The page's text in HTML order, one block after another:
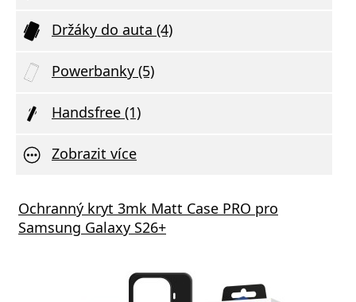
Držáky do auta (4)
Powerbanky (5)
Handsfree (1)
Zobrazit více
Ochranný kryt 3mk Matt Case PRO pro
Samsung Galaxy S26+